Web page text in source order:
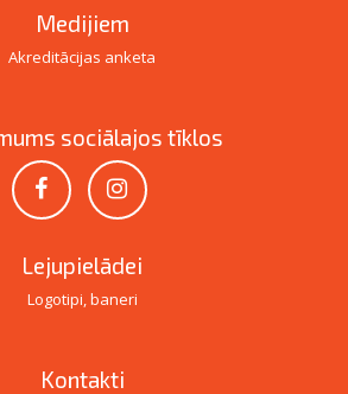
Medijiem
Akreditācijas anketa
sociālajos tīklos
Lejupielādei
Logotipi, baneri
Kontakti